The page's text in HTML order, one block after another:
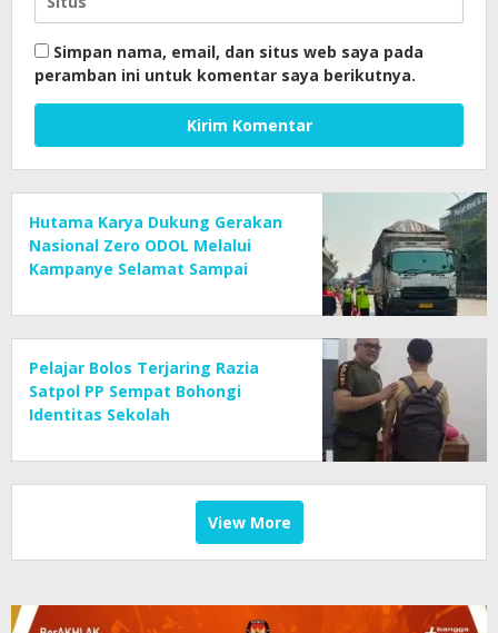
Simpan nama, email, dan situs web saya pada
peramban ini untuk komentar saya berikutnya.
Hutama Karya Dukung Gerakan
Nasional Zero ODOL Melalui
Kampanye Selamat Sampai
Pelajar Bolos Terjaring Razia
Satpol PP Sempat Bohongi
Identitas Sekolah
View More